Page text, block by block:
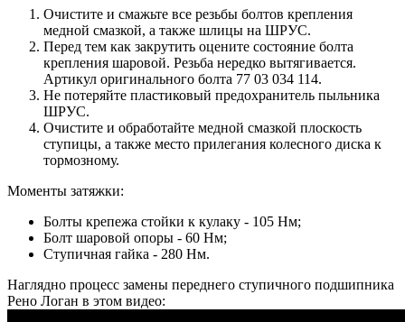
Очистите и смажьте все резьбы болтов крепления
медной смазкой, а также шлицы на ШРУС.
Перед тем как закрутить оцените состояние болта
крепления шаровой. Резьба нередко вытягивается.
Артикул оригинального болта 77 03 034 114.
Не потеряйте пластиковый предохранитель пыльника
ШРУС.
Очистите и обработайте медной смазкой плоскость
ступицы, а также место прилегания колесного диска к
тормозному.
Моменты затяжки:
Болты крепежа стойки к кулаку - 105 Нм;
Болт шаровой опоры - 60 Нм;
Ступичная гайка - 280 Нм.
Наглядно процесс замены переднего ступичного подшипника
Рено Логан в этом видео: